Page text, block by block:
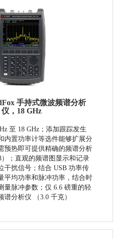
手持式微波频谱分析
仪，18 GHz
至 18 GHz；添加跟踪发生
内置功率计等选件能够扩展分
预热即可提供精确的频谱分析
；直观的频谱图显示和记录
干扰信号； 结合 USB 功率传
平均功率和脉冲功率，结合时
量脉冲参数；仅 6.6 磅重的轻
谱分析仪 （3.0 千克）